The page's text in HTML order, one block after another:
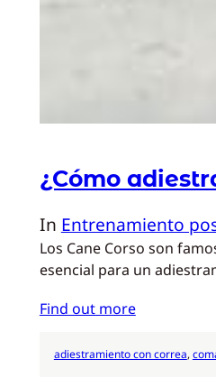
¿Cómo
In Entrenamiento
Los Cane Corso son
esencial para un
Find out more
adiestramiento con correa,